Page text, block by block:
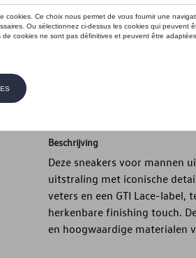
42 41 1/3 40 2/3 40
Beschrijving
Deze sneakers voor mannen
uitstraling met iconische
veters en een GTI Lace-
herkenbare finishing touch.
en hoogwaardige materialen